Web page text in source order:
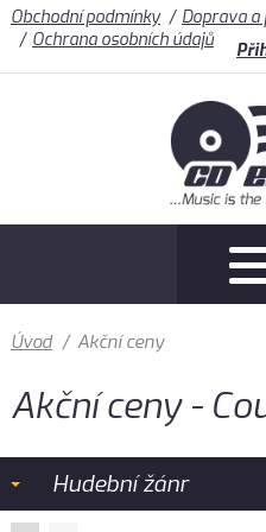
Obchodní podmínky Doprava a
Ochrana osobních údajů
Úvod / Akční ceny
Akční ceny -
Hudební žánr